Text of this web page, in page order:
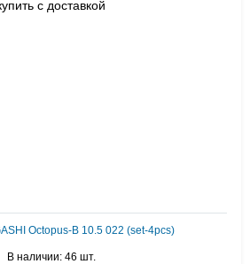
Octopus-B 10.5 022 (set-4pcs)
В наличии: 46 шт.